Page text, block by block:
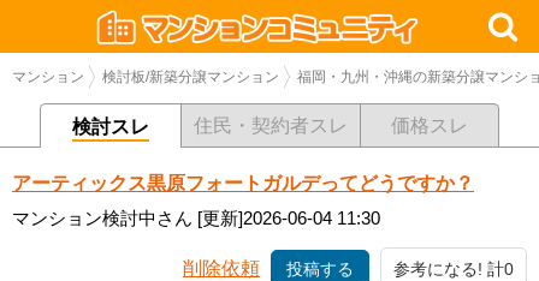
マンション 検討板/新築分譲マンション 福岡・九州・沖縄の新築分譲マンシ
検討スレ 住民・契約者スレ 価格スレ
アーティックス黒原フォートガルデってどうですか？
マンション検討中さん [更新]2026-06-04 11:30
削除依頼 投稿する 参考になる! 計0